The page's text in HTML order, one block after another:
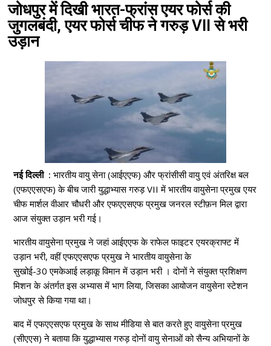
जोधपुर में दिखी भारत-फ्रांस एयर फोर्स की
जुगलबंदी, एयर फोर्स चीफ ने गरुड़ VII से भरी
उड़ान
नई दिल्ली : भारतीय वायु सेना (आईएएफ) और फ्रांसीसी वायु एवं अंतरिक्ष बल
(एफएएसएफ) के बीच जारी युद्धाभ्यास गरुड़ VII में भारतीय वायुसेना प्रमुख एयर
चीफ मार्शल वीआर चौधरी और एफएएसएफ प्रमुख जनरल स्टीफ़न मिल द्वारा
आज संयुक्त उड़ान भरी गई।
भारतीय वायुसेना प्रमुख ने जहां आईएएफ के राफेल फाइटर एयरक्राफ्ट में
उड़ान भरी, वहीं एफएएसएफ प्रमुख ने भारतीय वायुसेना के
सुखोई-30 एमकेआई लड़ाकू विमान में उड़ान भरी । दोनों ने संयुक्त प्रशिक्षण
मिशन के अंतर्गत इस अभ्यास में भाग लिया, जिसका आयोजन वायुसेना स्टेशन
जोधपुर से किया गया था।
बाद में एफएएसएफ प्रमुख के साथ मीडिया से बात करते हुए वायुसेना प्रमुख
(सीएएस) ने बताया कि युद्धाभ्यास गरुड़ दोनों वायु सेनाओं को सैन्य अभियानों के